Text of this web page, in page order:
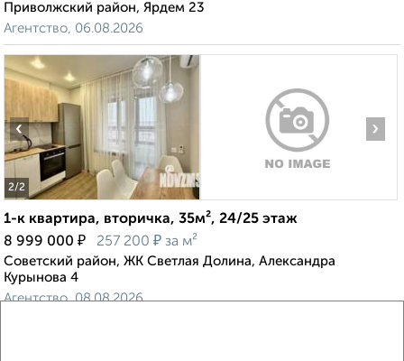
Приволжский район, Ярдем 23
Агентство, 06.08.2026
2/2
‹ ›
1-к квартира, вторичка, 35м², 24/25 этаж
8 999 000 ₽ 257 200 ₽ за м²
Советский район, ЖК Светлая Долина, Александра
Курынова 4
Агентство, 08.08.2026